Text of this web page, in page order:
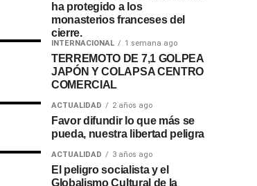
ha protegido a los
monasterios franceses del
cierre.
INTERNACIONAL 1 semana ago
TERREMOTO DE 7,1 GOLPEA
JAPÓN Y COLAPSA CENTRO
COMERCIAL
ACTUALIDAD 2 años ago
Favor difundir lo que más se
pueda, nuestra libertad peligra
ACTUALIDAD 3 años ago
El peligro socialista y el
Globalismo Cultural de la